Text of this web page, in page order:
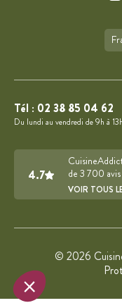
Tél : 02 38 85 04 62
Du lundi au vendredi de 9h à
4.7
de 3 700
VOIR TOUS
© 2026